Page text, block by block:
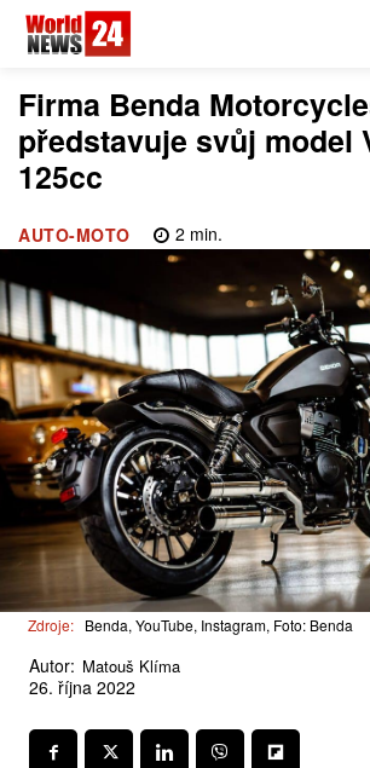
Firma Benda
představuje svůj model
125cc
AUTO-MOTO 2 min.
Zdroje: Benda, YouTube, Instagram, Foto: Benda
Autor: Matouš Klíma
26. října 2022